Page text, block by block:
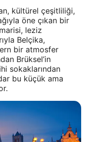
kültürel çeşitliliği,
öne çıkan bir
leziz
Belçika,
bir atmosfer
Brüksel’in
sokaklarından
bu küçük ama